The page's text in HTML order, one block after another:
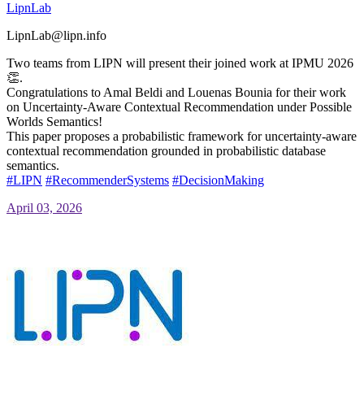
LipnLab
LipnLab@lipn.info
Two teams from LIPN will present their joined work at IPMU 2026
👏.
Congratulations to Amal Beldi and Louenas Bounia for their work
on Uncertainty-Aware Contextual Recommendation under Possible
Worlds Semantics!
This paper proposes a probabilistic framework for uncertainty-aware
contextual recommendation grounded in probabilistic database
semantics.
#LIPN #RecommenderSystems #DecisionMaking
April 03, 2026